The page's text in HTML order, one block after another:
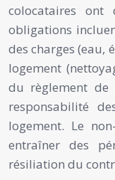
colocataires ont
obligations
des charges (eau,
logement
du règlement de
responsabilité
logement. Le
entraîner des
résiliation du